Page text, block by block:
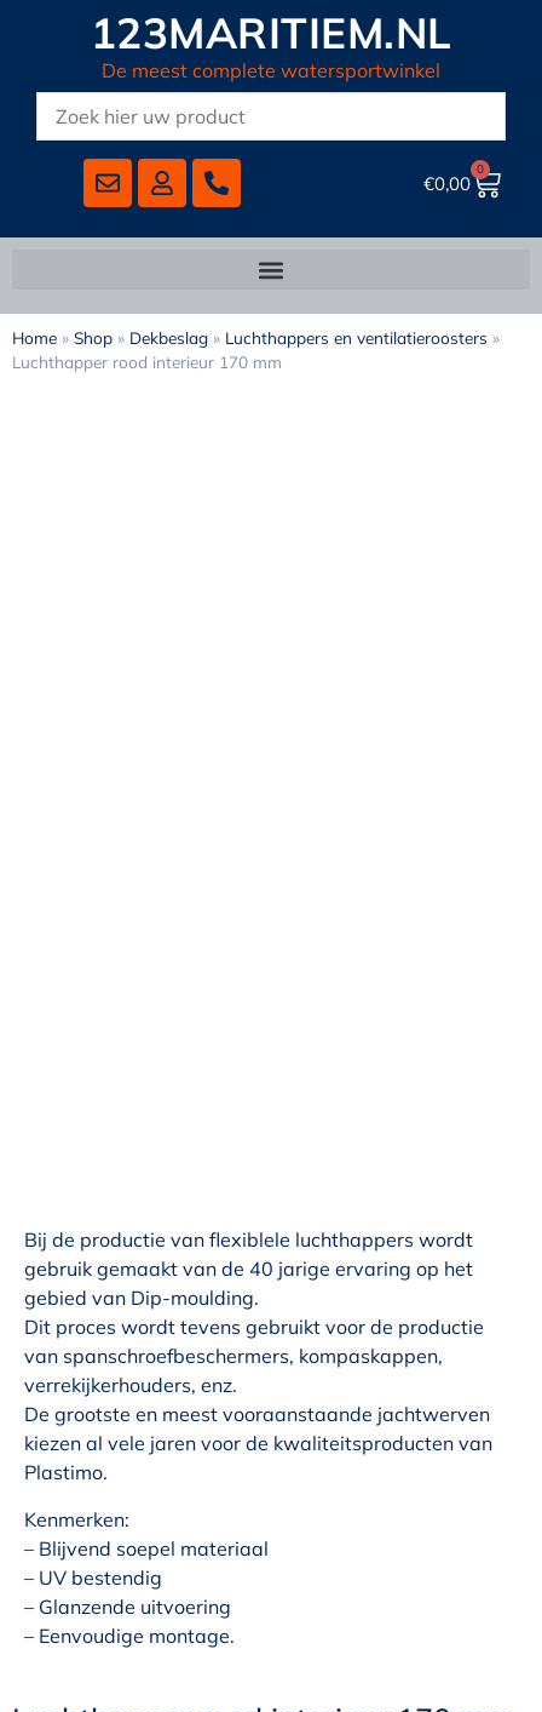
123MARITIEM.NL
De meest complete watersportwinkel
€0,00
0
Home » Shop » Dekbeslag » Luchthappers en ventilatieroosters »
Luchthapper rood interieur 170 mm
Bij de productie van flexiblele luchthappers wordt
gebruik gemaakt van de 40 jarige ervaring op het
gebied van Dip-moulding.
Dit proces wordt tevens gebruikt voor de productie
van spanschroefbeschermers, kompaskappen,
verrekijkerhouders, enz.
De grootste en meest vooraanstaande jachtwerven
kiezen al vele jaren voor de kwaliteitsproducten van
Plastimo.
Kenmerken:
– Blijvend soepel materiaal
– UV bestendig
– Glanzende uitvoering
– Eenvoudige montage.